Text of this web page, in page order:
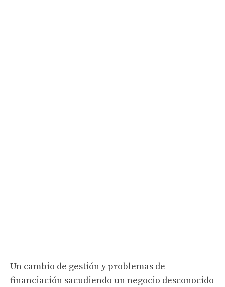
Un cambio de gestión y problemas de
financiación sacudiendo un negocio desconocido